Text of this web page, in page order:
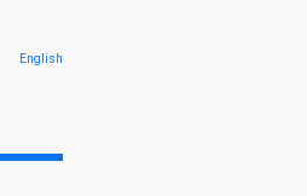
English